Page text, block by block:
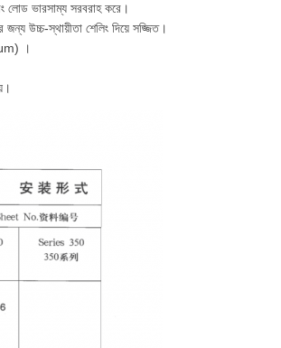
লোড ভারসাম্য সরবরাহ করে।
উচ্চ-স্থায়ীতা শেলিং দিয়ে সজ্জিত।
।